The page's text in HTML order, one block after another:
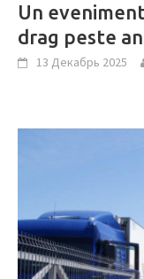
Un
drag peste
13 Декабрь 2025